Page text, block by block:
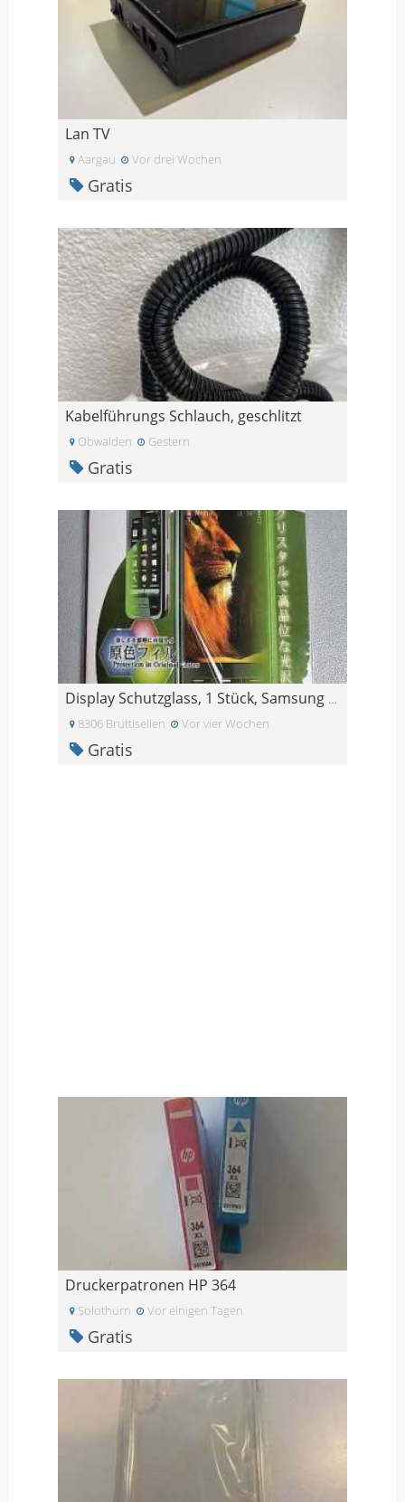
Lan TV
Aargau Vor drei Wochen
Gratis
Kabelführungs Schlauch, geschlitzt
Obwalden Gestern
Gratis
Display Schutzglass, 1 Stück, Samsung Galaxy S8
8306 Bruttisellen Vor vier Wochen
Gratis
Druckerpatronen HP 364
Solothurn Vor einigen Tagen
Gratis